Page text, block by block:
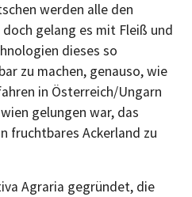
werden alle den
gelang es mit Fleiß und
dieses so
zu machen, genauso, wie
in Österreich/Ungarn
gelungen war, das
fruchtbares Ackerland zu
Agraria gegründet, die